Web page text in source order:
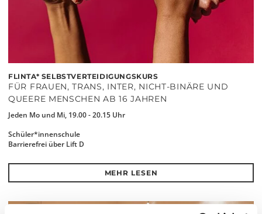
FLINTA* SELBSTVERTEIDIGUNGSKURS
FÜR FRAUEN, TRANS, INTER, NICHT-BINÄRE UND
QUEERE MENSCHEN AB 16 JAHREN
Jeden Mo und Mi, 19.00 - 20.15 Uhr
Schüler*innenschule
Barrierefrei über Lift D
MEHR LESEN